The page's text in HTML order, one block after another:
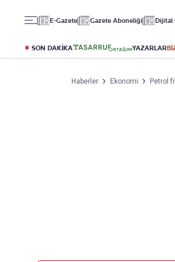
E-Gazete Gazete Aboneliği Dijital
SON DAKİKA YAZARLAR
Altın
Döviz
Kripto Para
Haberler Ekonomi Petrol